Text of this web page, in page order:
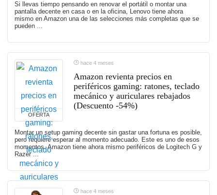
Si llevas tiempo pensando en renovar el portátil o montar una
pantalla decente en casa o en la oficina, Lenovo tiene ahora
mismo en Amazon una de las selecciones más completas que se
pueden ...
OFERTA
hace 4 meses
Amazon revienta precios en
periféricos gaming: ratones, teclado
mecánico y auriculares rebajados
(Descuento -54%)
Montar un setup gaming decente sin gastar una fortuna es posible,
pero requiere esperar al momento adecuado. Este es uno de esos
momentos. Amazon tiene ahora mismo periféricos de Logitech G y
Razer ...
hace 4 meses